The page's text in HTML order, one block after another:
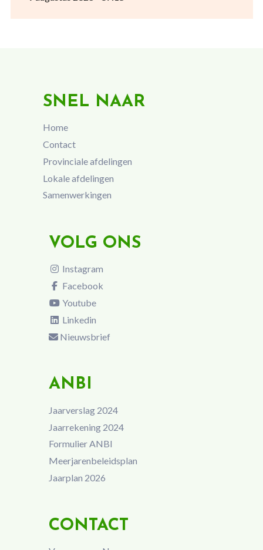
SNEL NAAR
Home
Contact
Provinciale afdelingen
Lokale afdelingen
Samenwerkingen
VOLG ONS
Instagram
Facebook
Youtube
Linkedin
Nieuwsbrief
ANBI
Jaarverslag 2024
Jaarrekening 2024
Formulier ANBI
Meerjarenbeleidsplan
Jaarplan 2026
CONTACT